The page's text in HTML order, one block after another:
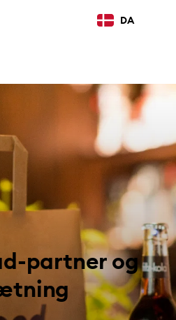
DA
partner og